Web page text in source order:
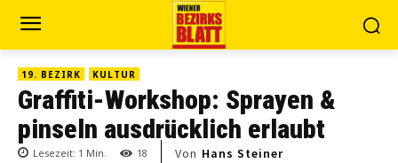
19. BEZIRK KULTUR
Graffiti-Workshop: Sprayen &
pinseln ausdrücklich erlaubt
Lesezeit: 1 Min. 18 Von Hans Steiner